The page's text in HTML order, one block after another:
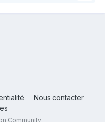
Nous contacter
Community